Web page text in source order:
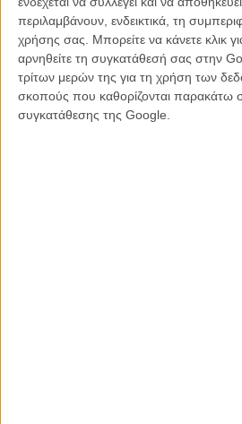
περιλαμβάνουν, ενδεικτικά, τη
χρήσης σας. Μπορείτε να κάνετε κλικ
αρνηθείτε τη συγκατάθεσή σας στην
τρίτων μερών της για τη χρήση των
σκοπούς που καθορίζονται παρακάτω
συγκατάθεσης της Google.